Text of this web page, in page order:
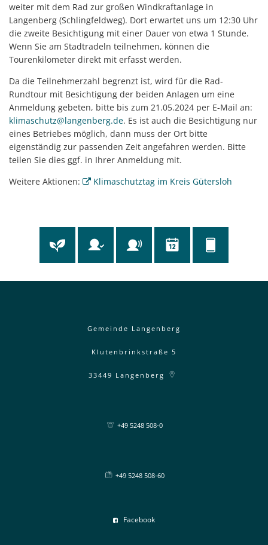
weiter mit dem Rad zur großen Windkraftanlage in
Langenberg (Schlingfeldweg). Dort erwartet uns um 12:30 Uhr
die zweite Besichtigung mit einer Dauer von etwa 1 Stunde.
Wenn Sie am Stadtradeln teilnehmen, können die
Tourenkilometer direkt mit erfasst werden.
Da die Teilnehmerzahl begrenzt ist, wird für die Rad-
Rundtour mit Besichtigung der beiden Anlagen um eine
Anmeldung gebeten, bitte bis zum 21.05.2024 per E-Mail an:
klimaschutz@langenberg.de. Es ist auch die Besichtigung nur
eines Betriebes möglich, dann muss der Ort bitte
eigenständig zur passenden Zeit angefahren werden. Bitte
teilen Sie dies ggf. in Ihrer Anmeldung mit.
Weitere Aktionen:
Klimaschutztag im Kreis Gütersloh
Gemeinde Langenberg
Klutenbrinkstraße 5
33449 Langenberg
+49 5248 508-0
+49 5248 508-60
Facebook